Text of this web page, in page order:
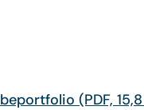
(PDF,